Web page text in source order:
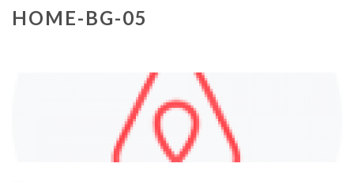
HOME-BG-05